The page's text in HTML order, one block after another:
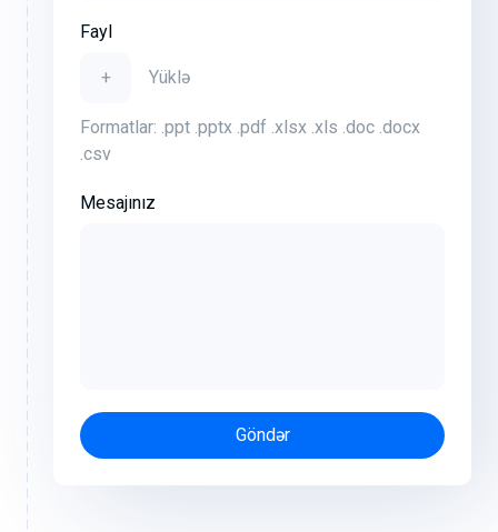
Fayl
+ Yüklə
Formatlar: .ppt .pptx .pdf .xlsx .xls .doc .docx
.csv
Mesajınız
Göndər